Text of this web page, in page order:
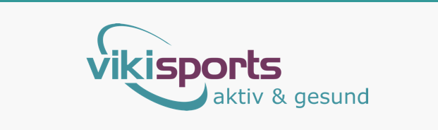
vikisports
TRX®